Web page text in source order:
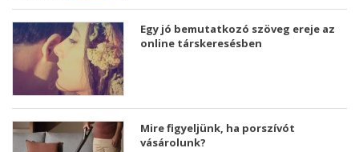
Egy jó bemutatkozó szöveg ereje az
online társkeresésben
Mire figyeljünk, ha porszívót
vásárolunk?